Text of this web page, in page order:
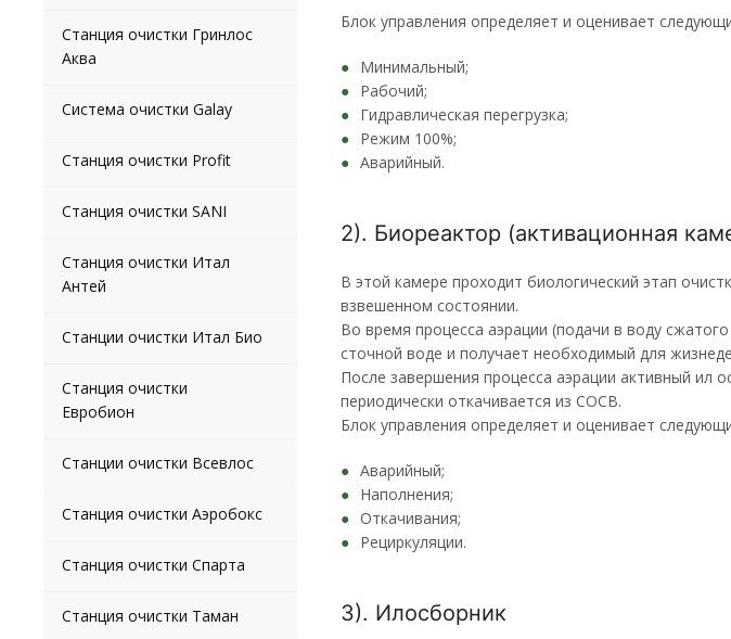
Станция очистки Гринлос
Аква
Система очистки Galay
Станция очистки Profit
Станция очистки SANI
Станция очистки Итал
Антей
Станции очистки Итал Био
Станция очистки
Евробион
Станции очистки Всевлос
Станция очистки Аэробокс
Станция очистки Спарта
Станция очистки Таман
Блок управления определяет и оценивает
Минимальный;
Рабочий;
Гидравлическая перегрузка;
Режим 100%;
Аварийный.
2). Биореактор (активационная
В этой камере проходит биологический этап
взвешенном состоянии.
Во время процесса аэрации (подачи в воду
сточной воде и получает необходимый для
После завершения процесса аэрации активный
периодически откачивается из СОСВ.
Блок управления определяет и оценивает
Аварийный;
Наполнения;
Откачивания;
Рециркуляции.
3). Илосборник